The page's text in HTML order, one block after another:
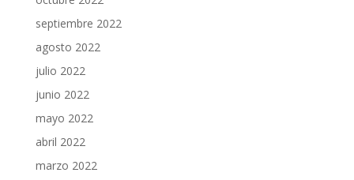
septiembre 2022
agosto 2022
julio 2022
junio 2022
mayo 2022
abril 2022
marzo 2022